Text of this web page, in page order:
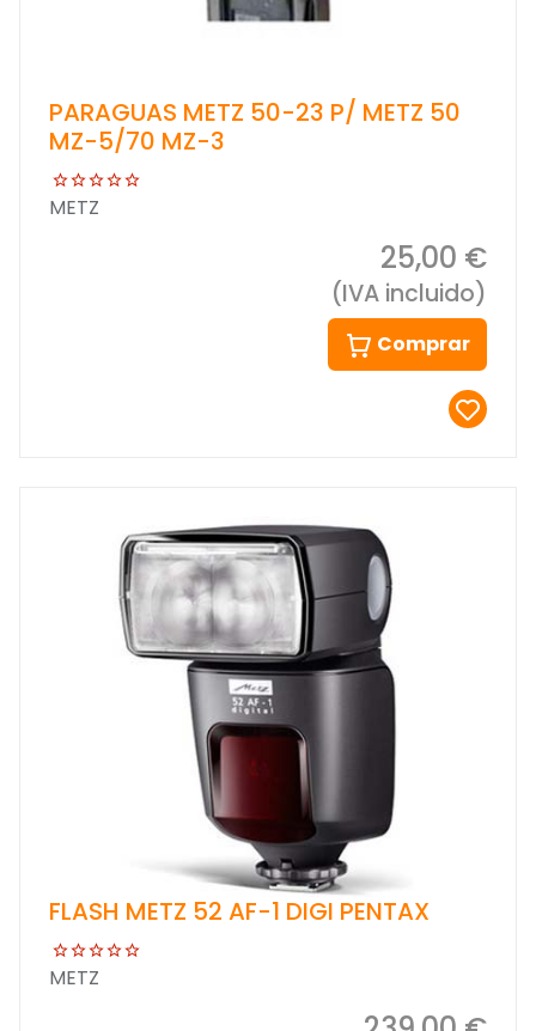
PARAGUAS METZ 50-23 P/ METZ 50
MZ-5/70 MZ-3
METZ
25,00 €
(IVA incluido)
Comprar
FLASH METZ 52 AF-1 DIGI PENTAX
METZ